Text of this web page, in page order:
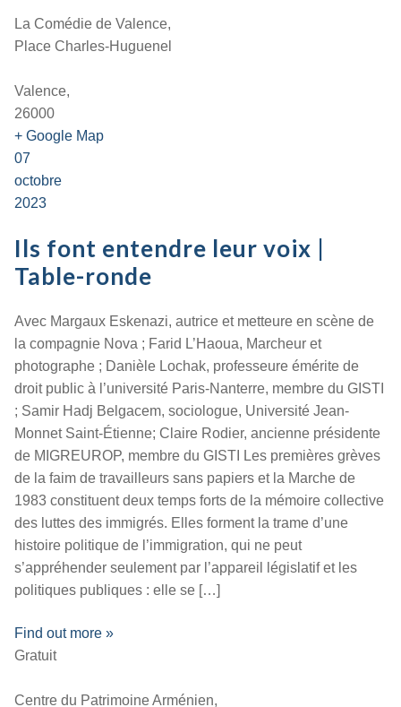
La Comédie de Valence,
Place Charles-Huguenel
Valence,
26000
+ Google Map
07
octobre
2023
Ils font entendre leur voix |
Table-ronde
Avec Margaux Eskenazi, autrice et metteure en scène de
la compagnie Nova ; Farid L’Haoua, Marcheur et
photographe ; Danièle Lochak, professeure émérite de
droit public à l’université Paris-Nanterre, membre du GISTI
; Samir Hadj Belgacem, sociologue, Université Jean-
Monnet Saint-Étienne; Claire Rodier, ancienne présidente
de MIGREUROP, membre du GISTI Les premières grèves
de la faim de travailleurs sans papiers et la Marche de
1983 constituent deux temps forts de la mémoire collective
des luttes des immigrés. Elles forment la trame d’une
histoire politique de l’immigration, qui ne peut
s’appréhender seulement par l’appareil législatif et les
politiques publiques : elle se […]
Find out more »
Gratuit
Centre du Patrimoine Arménien,